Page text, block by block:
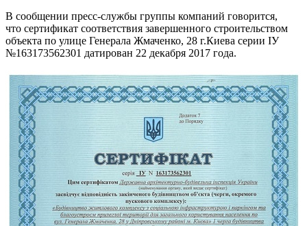
В сообщении пресс-службы группы компаний говорится,
что сертификат соответствия завершенного строительством
объекта по улице Генерала Жмаченко, 28 г.Киева серии IУ
№163173562301 датирован 22 декабря 2017 года.